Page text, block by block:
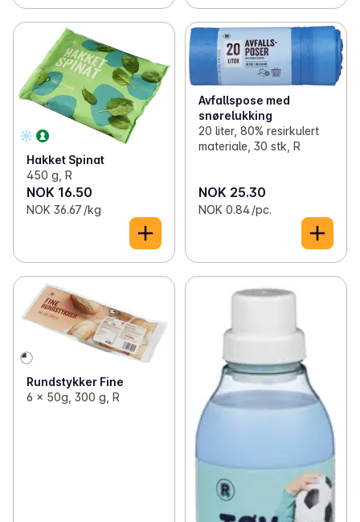
Hakket Spinat
450 g, R
NOK 16.50
NOK 36.67 /kg
Avfallspose med
snørelukking
20 liter, 80% resirkulert
materiale, 30 stk, R
NOK 25.30
NOK 0.84 /pc.
Rundstykker Fine
6 x 50g, 300 g, R